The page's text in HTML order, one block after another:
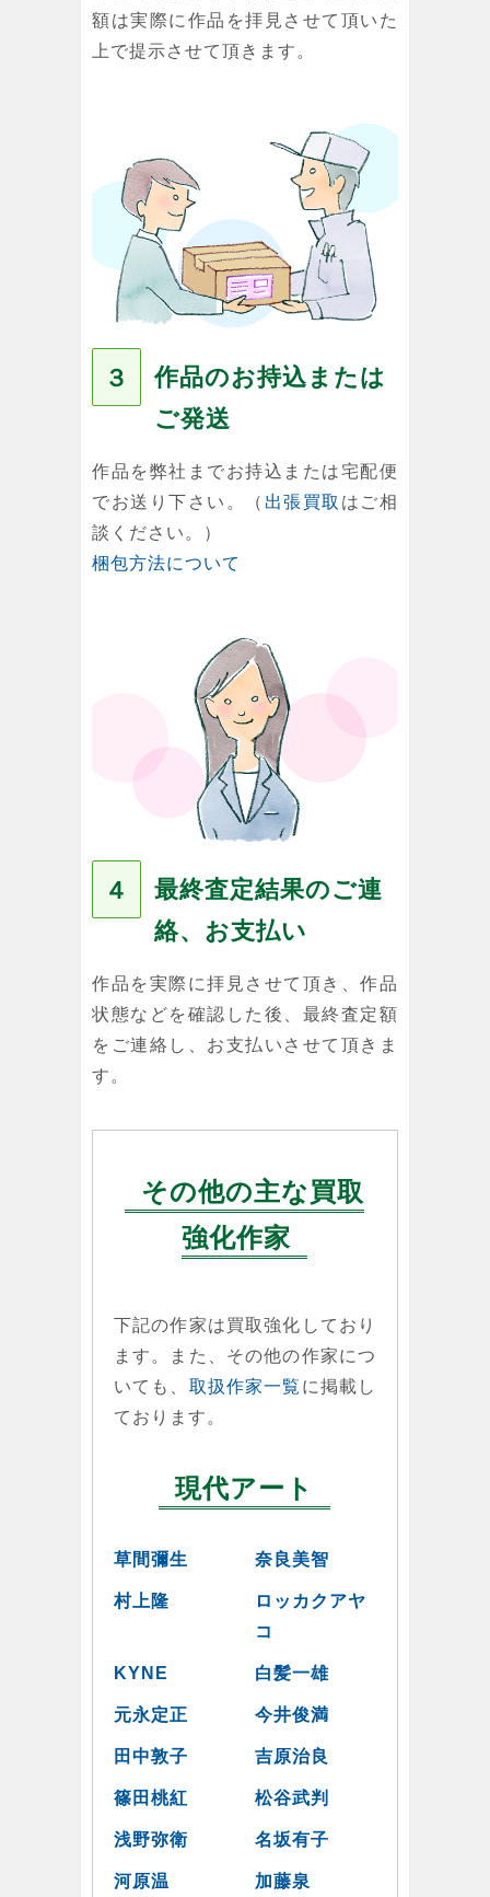
額は実際に作品を拝見させて頂いた
上で提示させて頂きます。
３
作品のお持込または
ご発送
作品を弊社までお持込または宅配便
でお送り下さい。（ 出張買取 はご相
談ください。）
梱包方法について
４
最終査定結果のご連
絡、お支払い
作品を実際に拝見させて頂き、作品
状態などを確認した後、最終査定額
をご連絡し、お支払いさせて頂きま
す。
その他の主な買取
強化作家
下記の作家は買取強化しており
ます。また、その他の作家につ
いても、 取扱作家一覧 に掲載し
ております。
現代アート
草間彌生 奈良美智
村上隆
ロッカクアヤ
コ
KYNE 白髪一雄
元永定正 今井俊満
田中敦子 吉原治良
篠田桃紅 松谷武判
浅野弥衛 名坂有子
河原温 加藤泉